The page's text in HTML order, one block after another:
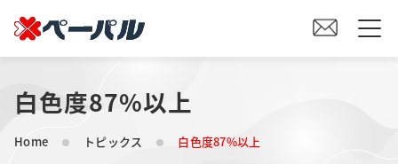
HOME
初めての方へ
白色度87%以上
Home トピックス 白色度87%以上